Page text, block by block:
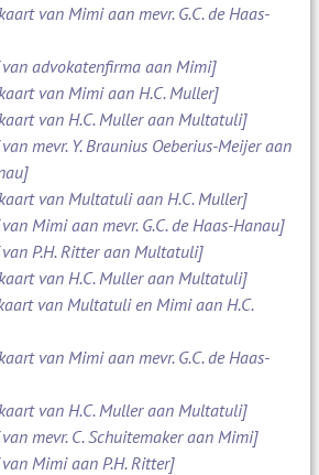
van Mimi aan mevr. G.C. de Haas-
advokatenfirma aan Mimi]
van Mimi aan H.C. Muller]
van H.C. Muller aan Multatuli]
mevr. Y. Braunius Oeberius-Meijer aan
van Multatuli aan H.C. Muller]
Mimi aan mevr. G.C. de Haas-Hanau]
P.H. Ritter aan Multatuli]
van H.C. Muller aan Multatuli]
van Multatuli en Mimi aan H.C.
van Mimi aan mevr. G.C. de Haas-
van H.C. Muller aan Multatuli]
mevr. C. Schuitemaker aan Mimi]
Mimi aan P.H. Ritter]